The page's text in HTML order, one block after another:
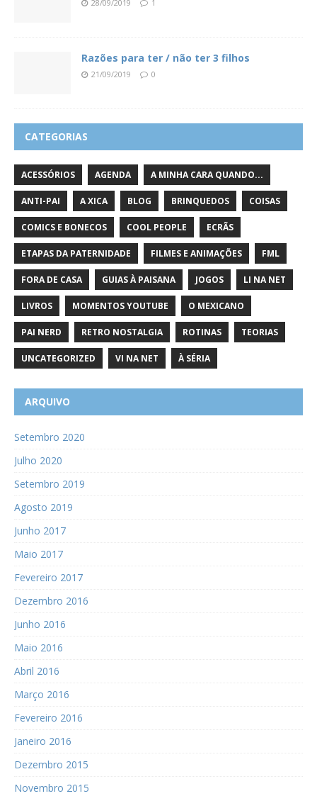
28/09/2019 1
Razões para ter / não ter 3 filhos
21/09/2019 0
CATEGORIAS
ACESSÓRIOS AGENDA A MINHA CARA QUANDO...
ANTI-PAI A XICA BLOG BRINQUEDOS COISAS
COMICS E BONECOS COOL PEOPLE ECRÃS
ETAPAS DA PATERNIDADE FILMES E ANIMAÇÕES FML
FORA DE CASA GUIAS À PAISANA JOGOS LI NA NET
LIVROS MOMENTOS YOUTUBE O MEXICANO
PAI NERD RETRO NOSTALGIA ROTINAS TEORIAS
UNCATEGORIZED VI NA NET À SÉRIA
ARQUIVO
Setembro 2020
Julho 2020
Setembro 2019
Agosto 2019
Junho 2017
Maio 2017
Fevereiro 2017
Dezembro 2016
Junho 2016
Maio 2016
Abril 2016
Março 2016
Fevereiro 2016
Janeiro 2016
Dezembro 2015
Novembro 2015